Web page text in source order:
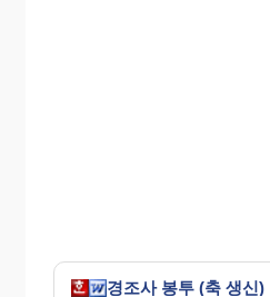
경조사 봉투 (축 생신)